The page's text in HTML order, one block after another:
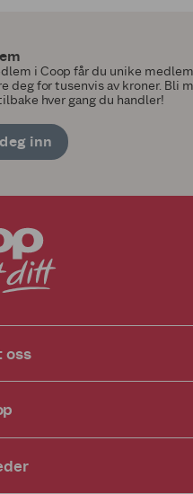
i Coop får du unike
deg for tusenvis av kroner. Bli
hver gang du handler!
inn
oss